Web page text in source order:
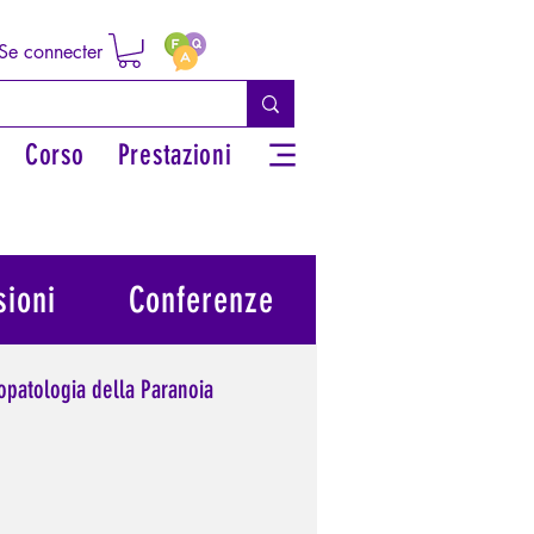
connecter
Corso Prestazioni
della Paranoia
Conferenze